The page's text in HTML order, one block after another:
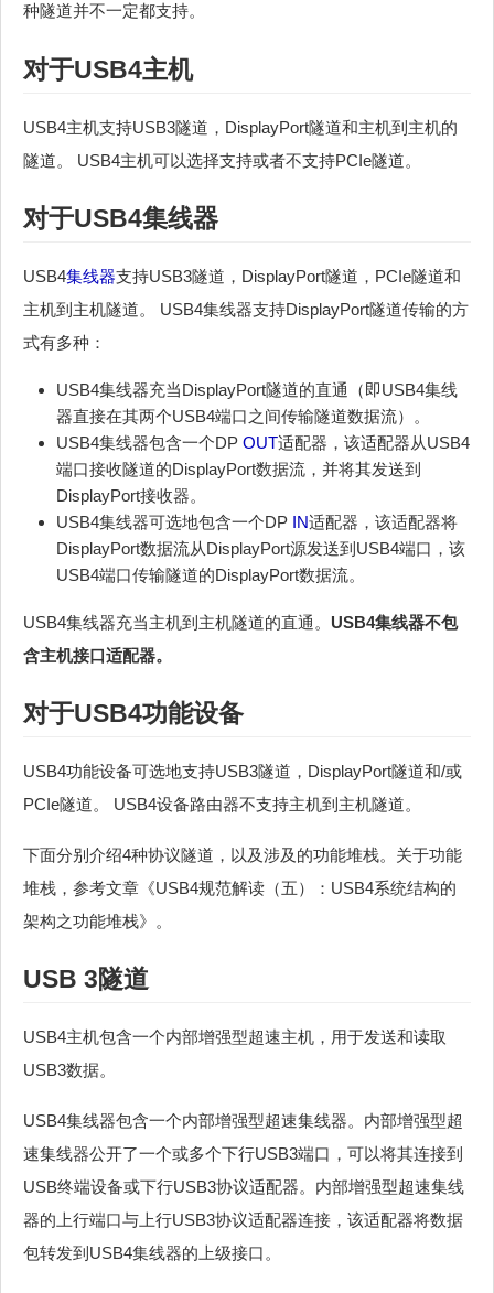
种隧道并不一定都支持。
对于USB4主机
USB4主机支持USB3隧道，DisplayPort隧道和主机到主机的
隧道。 USB4主机可以选择支持或者不支持PCIe隧道。
对于USB4集线器
USB4集线器支持USB3隧道，DisplayPort隧道，PCIe隧道和
主机到主机隧道。 USB4集线器支持DisplayPort隧道传输的方
式有多种：
USB4集线器充当DisplayPort隧道的直通（即USB4集线
器直接在其两个USB4端口之间传输隧道数据流）。
USB4集线器包含一个DP OUT适配器，该适配器从USB4
端口接收隧道的DisplayPort数据流，并将其发送到
DisplayPort接收器。
USB4集线器可选地包含一个DP IN适配器，该适配器将
DisplayPort数据流从DisplayPort源发送到USB4端口，该
USB4端口传输隧道的DisplayPort数据流。
USB4集线器充当主机到主机隧道的直通。 USB4集线器不包
含主机接口适配器。
对于USB4功能设备
USB4功能设备可选地支持USB3隧道，DisplayPort隧道和/或
PCIe隧道。 USB4设备路由器不支持主机到主机隧道。
下面分别介绍4种协议隧道，以及涉及的功能堆栈。关于功能
堆栈，参考文章《USB4规范解读（五）：USB4系统结构的
架构之功能堆栈》。
USB 3隧道
USB4主机包含一个内部增强型超速主机，用于发送和读取
USB3数据。
USB4集线器包含一个内部增强型超速集线器。内部增强型超
速集线器公开了一个或多个下行USB3端口，可以将其连接到
USB终端设备或下行USB3协议适配器。内部增强型超速集线
器的上行端口与上行USB3协议适配器连接，该适配器将数据
包转发到USB4集线器的上级接口。